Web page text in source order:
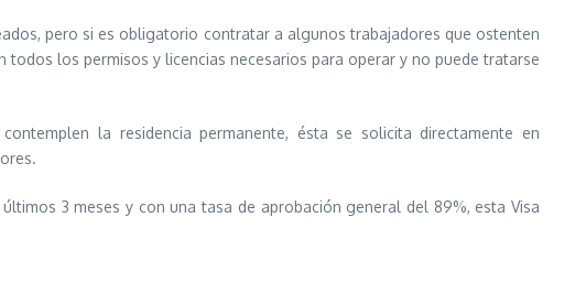
pero si es obligatorio contratar a algunos trabajadores que ostenten
los permisos y licencias necesarios para operar y no puede tratarse
la residencia permanente, ésta se solicita directamente en
3 meses y con una tasa de aprobación general del 89%, esta Visa